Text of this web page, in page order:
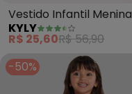
Vestido Infantil Menina
em Algodão (Rosa)
KYLY
R$ 25,60R$ 56,90
-50%